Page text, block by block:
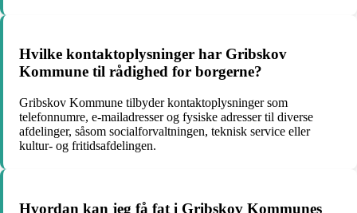
Hvilke kontaktoplysninger har Gribskov
Kommune til rådighed for borgerne?
Gribskov Kommune tilbyder kontaktoplysninger som
telefonnumre, e-mailadresser og fysiske adresser til diverse
afdelinger, såsom socialforvaltningen, teknisk service eller
kultur- og fritidsafdelingen.
Hvordan kan jeg få fat i Gribskov Kommunes